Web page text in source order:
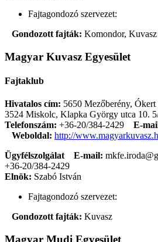
Fajtagondozó szervezet:
Gondozott fajták: Komondor, Kuvasz
Magyar Kuvasz Egyesület
Fajtaklub
Hivatalos cím: 5650 Mezőberény,
3524 Miskolc, Klapka György utca 10.
Telefonszám: +36-20/384-2429 E-
Weboldal: http://
Ügyfélszolgálat
E-mail:
+36-20/384-2429
Elnök: Szabó István
Fajtagondozó szervezet:
Gondozott fajták: Kuvasz
Magyar Mudi Egyesület